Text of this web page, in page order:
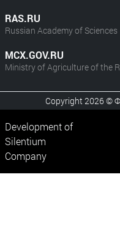
RAS.RU
Russian Academy of Sciences
MCX.GOV.RU
Ministry of Agriculture of the
Copyright 2026 ©
Development of
Silentium
Company